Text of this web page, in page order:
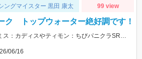
ングマイスター 黒田 康太 99 view
ク トップウォーター絶好調です！
水面を意識した魚が多くスミス：カディスやティモン：ちびパニクラSRが絶好調！フックは発売予定のSTｍ12号が相性抜群でした。
06/16